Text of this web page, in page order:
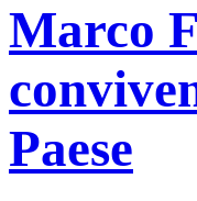
Marco
Paese